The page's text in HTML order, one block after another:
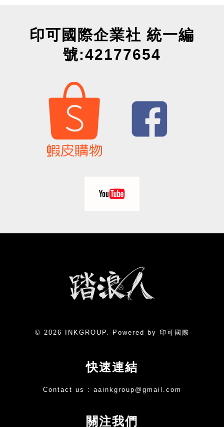
印可國際企業社 統一編
號:42177654
© 2026 INKGROUP. Powered by 印可國際
快速連結
Contact us : aainkgroup@gmail.com
關注我們